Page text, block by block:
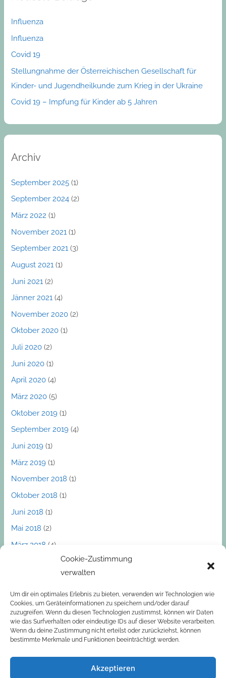
Cookie-Zustimmung
verwalten
Um dir ein optimales Erlebnis zu bieten, verwenden wir Technologien wie
Cookies, um Geräteinformationen zu speichern und/oder darauf
zuzugreifen. Wenn du diesen Technologien zustimmst, können wir Daten
wie das Surfverhalten oder eindeutige IDs auf dieser Website verarbeiten.
Wenn du deine Zustimmung nicht erteilst oder zurückziehst, können
bestimmte Merkmale und Funktionen beeinträchtigt werden.
Akzeptieren
f
o
r
:
Influenza
Influenza
Covid 19
Stellungnahme der Österreichischen Gesellschaft für
Kinder- und Jugendheilkunde zum Krieg in der Ukraine
Covid 19 – Impfung für Kinder ab 5 Jahren
Archiv
September 2025 (1)
September 2024 (2)
März 2022 (1)
November 2021 (1)
September 2021 (3)
August 2021 (1)
Juni 2021 (2)
Jänner 2021 (4)
November 2020 (2)
Oktober 2020 (1)
Juli 2020 (2)
Juni 2020 (1)
April 2020 (4)
März 2020 (5)
Oktober 2019 (1)
September 2019 (4)
Juni 2019 (1)
März 2019 (1)
November 2018 (1)
Oktober 2018 (1)
Juni 2018 (1)
Mai 2018 (2)
März 2018 (4)
Dezember 2017(1)
November 2017(1)
Oktober 2017(2)
September 2017(2)
März 2017 (1)